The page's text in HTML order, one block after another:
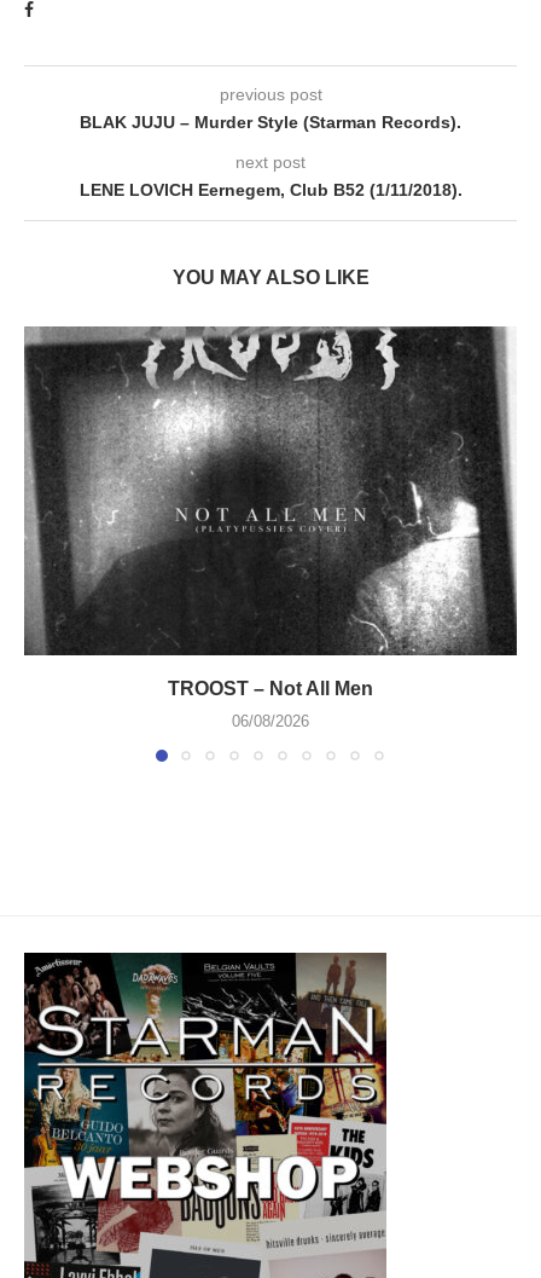
previous post
BLAK JUJU – Murder Style (Starman Records).
next post
LENE LOVICH Eernegem, Club B52 (1/11/2018).
YOU MAY ALSO LIKE
TROOST – Not All Men
06/08/2026